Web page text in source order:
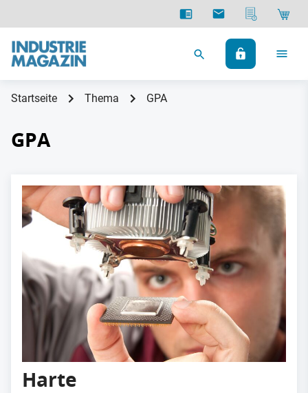
Startseite Thema GPA
GPA
Harte